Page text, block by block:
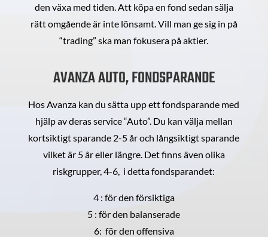
den växa med tiden. Att köpa en fond sedan sälja
rätt omgående är inte lönsamt. Vill man ge sig in på
“trading” ska man fokusera på aktier.
AVANZA AUTO, FONDSPARANDE
Hos Avanza kan du sätta upp ett fondsparande med
hjälp av deras service “Auto”. Du kan välja mellan
kortsiktigt sparande 2-5 år och långsiktigt sparande
vilket är 5 år eller längre. Det finns även olika
riskgrupper, 4-6, i detta fondsparandet:
4 : för den försiktiga
5 : för den balanserade
6: för den offensiva